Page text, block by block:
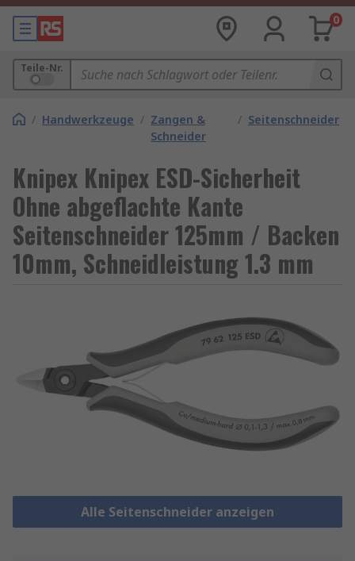
0
Teile-Nr.
/ Handwerkzeuge / Zangen &
Schneider
/ Seitenschneider
Knipex Knipex ESD-Sicherheit
Ohne abgeflachte Kante
Seitenschneider 125mm / Backen
10mm, Schneidleistung 1.3 mm
Alle Seitenschneider anzeigen